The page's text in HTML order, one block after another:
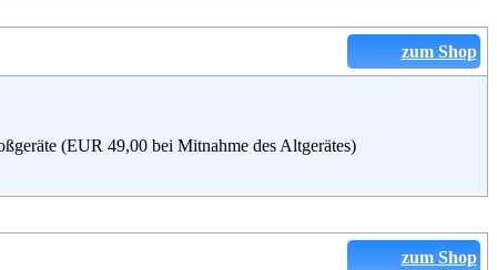
zum Shop
(EUR 49,00 bei Mitnahme des Altgerätes)
zum Shop